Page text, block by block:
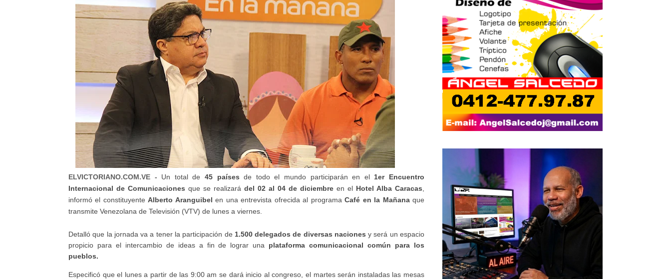
ELVICTORIANO.COM.VE - Un total de45 paísesde todo el mundo participarán en el 1er Encuentro
Internacional de Comunicaciones que se realizarádel 02 al 04 de diciembre en el Hotel Alba Caracas
informó el constituyente Alberto Aranguibelen una entrevista ofrecida al programa Café en la Mañanaque
transmite Venezolana de Televisión (VTV) de lunes a viernes.
Detalló que la jornada va a tener la participación de 1.500 delegados de diversas naciones y será un espacio
propicio para el intercambio de ideas a fin de lograr una plataforma comunicacional común para los
pueblos.
Especificó que el lunes a partir de las 9:00 am se dará inicio al congreso, el martes serán instaladas las mesas